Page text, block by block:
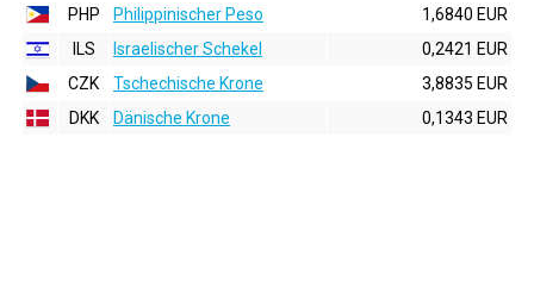
PHP
Philippinischer Peso
1,6840 EUR
ILS
Israelischer Schekel
0,2421 EUR
CZK
Tschechische Krone
3,8835 EUR
DKK
Dänische Krone 0,1343 EUR